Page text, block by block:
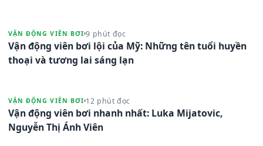
VẬN ĐỘNG VIÊN BƠI 9 phút đọc
Vận động viên bơi lội của Mỹ: Những tên tuổi huyền
thoại và tương lai sáng lạn
VẬN ĐỘNG VIÊN BƠI 12 phút đọc
Vận động viên bơi nhanh nhất: Luka Mijatovic,
Nguyễn Thị Ánh Viên